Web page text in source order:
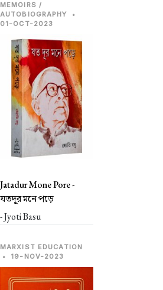
MEMOIRS /
AUTOBIOGRAPHY
•
01-OCT-2023
Jatadur Mone Pore -
যতদূর মনে পড়ে
- Jyoti Basu
MARXIST EDUCATION
•
19-NOV-2023